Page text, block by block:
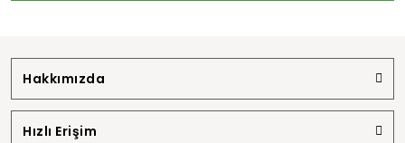
Hakkımızda
Hızlı Erişim